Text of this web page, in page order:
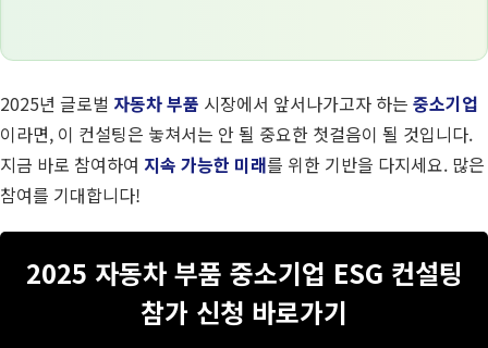
2025년 글로벌 자동차 부품 시장에서 앞서나가고자 하는 중소기업
이라면, 이 컨설팅은 놓쳐서는 안 될 중요한 첫걸음이 될 것입니다.
지금 바로 참여하여 지속 가능한 미래를 위한 기반을 다지세요. 많은
참여를 기대합니다!
2025 자동차 부품 중소기업 ESG 컨설팅
참가 신청 바로가기